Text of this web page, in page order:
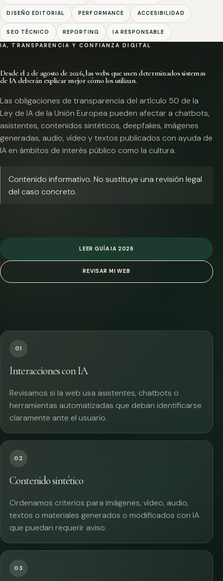
DISEÑO EDITORIAL PERFORMANCE ACCESIBILIDAD
SEO TÉCNICO REPORTING IA RESPONSABLE
IA, TRANSPARENCIA Y CONFIANZA DIGITAL
Desde el 2 de agosto de 2026, las webs que usen determinados sistemas
de IA deberán explicar mejor cómo los utilizan.
Las obligaciones de transparencia del artículo 50 de la
Ley de IA de la Unión Europea pueden afectar a chatbots,
asistentes, contenidos sintéticos, deepfakes, imágenes
generadas, audio, vídeo y textos publicados con ayuda de
IA en ámbitos de interés público como la cultura.
Contenido informativo. No sustituye una revisión legal
del caso concreto.
LEER GUÍA IA 2026
REVISAR MI WEB
01
Interacciones con IA
Revisamos si la web usa asistentes, chatbots o
herramientas automatizadas que deban identificarse
claramente ante el usuario.
02
Contenido sintético
Ordenamos criterios para imágenes, vídeo, audio,
textos o materiales generados o modificados con IA
que puedan requerir aviso.
03